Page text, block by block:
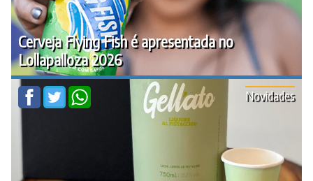
Cerveja Flying Fish é apresentada no
Lollapalloza 2026
Novidades